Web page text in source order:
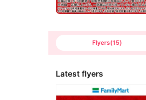
Flyers(15)
Latest flyers